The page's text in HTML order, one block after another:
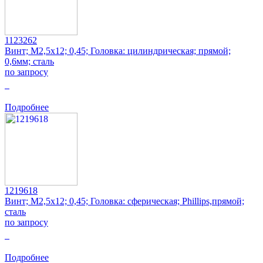
1123262
Винт; M2,5x12; 0,45; Головка: цилиндрическая; прямой;
0,6мм; сталь
по запросу
Подробнее
1219618
Винт; M2,5x12; 0,45; Головка: сферическая; Phillips,прямой;
сталь
по запросу
Подробнее